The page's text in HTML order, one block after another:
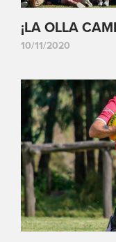
¡LA OLLA
10/11/2020